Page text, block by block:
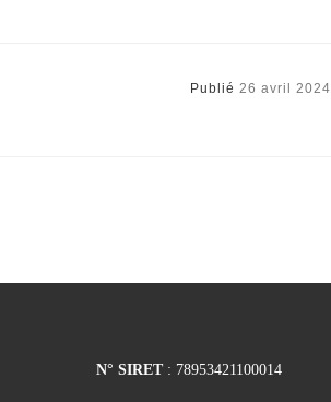
Publié 26 avril 2024
N° SIRET: 78953421100014